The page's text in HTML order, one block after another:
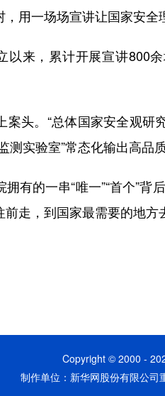
用一场场宣讲让国家安全
来，累计开展宣讲800余
头。“总体国家安全观研
测实验室”常态化输出高品
的一串“唯一”“首个”背
走，到国家最需要的地方
Copyright © 2000 -
制作单位：新华网股份有限公